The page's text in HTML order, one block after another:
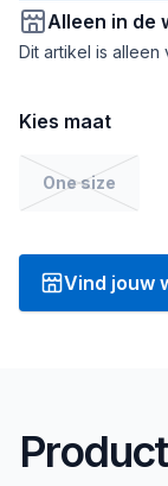
Alleen in de
Dit artikel is alleen
Kies maat
One size
Vind jouw